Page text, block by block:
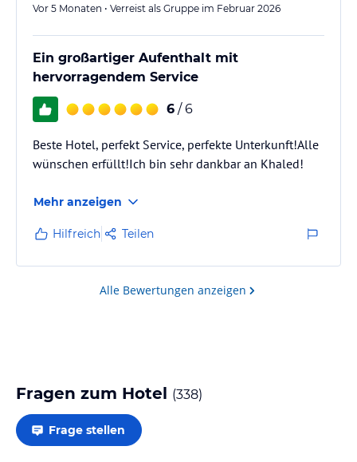
Schnorcheln & Tauchausflüge
Angeltouren
Delfinbeobachtung
Ausflüge in die Berge und in die Wüste
Allgemeine und unverbindliche
Hoteliers-/Veranstalter-/Kataloginformationen. Alle Angaben
lies vor der Buchung die verbindlichen
Vor 5 Monaten • Verreist als Gruppe im Februar 2026
Ein großartiger Aufenthalt mit
hervorragendem Service
6 / 6
Beste Hotel, perfekt Service, perfekte Unterkunft!Alle
wünschen erfüllt!Ich bin sehr dankbar an Khaled!
Mehr anzeigen
Hilfreich Teilen
Alle Bewertungen anzeigen
Fragen zum Hotel (338)
Frage stellen